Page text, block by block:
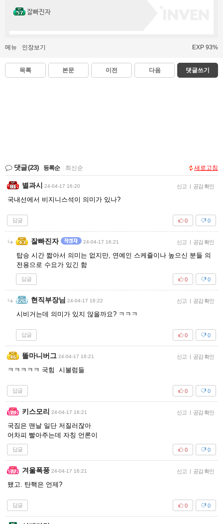
잘빠진자
메뉴 인장보기 EXP 93%
목록 본문 이전 다음 댓글쓰기
댓글(23) 등록순 최신순 새로고침
별과시 24-04-17 16:20 신고 | 공감 확인
국내선에서 비지니스석이 의미가 있나?
답글 0
0
잘빠진자 24-04-17 16:21 신고 | 공감 확인
탑승 시간 짧아서 의미는 없지만, 연예인 스케쥴이나 높으신 분들 의
전용으로 수요가 있긴 함
답글 0
0
현직부장님 24-04-17 16:22 신고 | 공감 확인
시비거는데 의미가 있지 않을까요? ㅋㅋㅋ
답글 0
0
똘마니버그 24-04-17 16:21 신고 | 공감 확인
ㅋㅋㅋㅋㅋ 국힘 시불럼들
답글 0
0
키스모리 24-04-17 16:21 신고 | 공감 확인
국짐은 맨날 일단 저질러잖아
어차피 빨아주는데 자칭 언론이
답글 0
0
겨울폭풍 24-04-17 16:21 신고 | 공감 확인
됐고. 탄핵은 언제?
답글 0
0